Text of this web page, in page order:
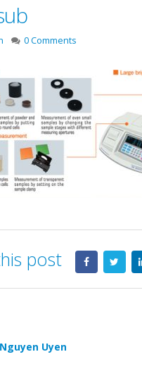
0 Comments
post
Nguyen Uyen